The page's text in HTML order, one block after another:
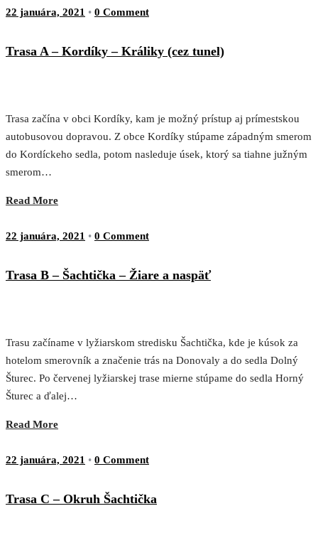
22 januára, 2021 • 0 Comment
Trasa A – Kordíky – Králiky (cez tunel)
Trasa začína v obci Kordíky, kam je možný prístup aj prímestskou
autobusovou dopravou. Z obce Kordíky stúpame západným smerom
do Kordíckeho sedla, potom nasleduje úsek, ktorý sa tiahne južným
smerom…
Read More
22 januára, 2021 • 0 Comment
Trasa B – Šachtička – Žiare a naspäť
Trasu začíname v lyžiarskom stredisku Šachtička, kde je kúsok za
hotelom smerovník a značenie trás na Donovaly a do sedla Dolný
Šturec. Po červenej lyžiarskej trase mierne stúpame do sedla Horný
Šturec a ďalej…
Read More
22 januára, 2021 • 0 Comment
Trasa C – Okruh Šachtička